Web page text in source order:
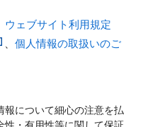
ウェブサイト利用規定
個人情報の取扱いのご
報について細心の注意を払
性・有用性等に関して保証